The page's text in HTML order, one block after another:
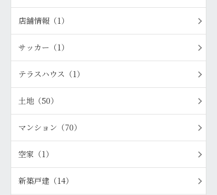
店舗情報（1）
サッカー（1）
テラスハウス（1）
土地（50）
マンション（70）
空家（1）
新築戸建（14）